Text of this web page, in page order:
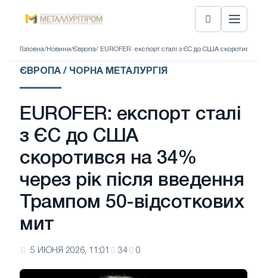
Головна/ Новини/Європа/ EUROFER: експорт сталі з ЄС до США скоротився
ЄВРОПА / ЧОРНА МЕТАЛУРГІЯ
EUROFER: експорт сталі
з ЄС до США
скоротився на 34%
через рік після введення
Трампом 50-відсоткових
мит
5 ИЮНЯ 2026, 11:01 34 0